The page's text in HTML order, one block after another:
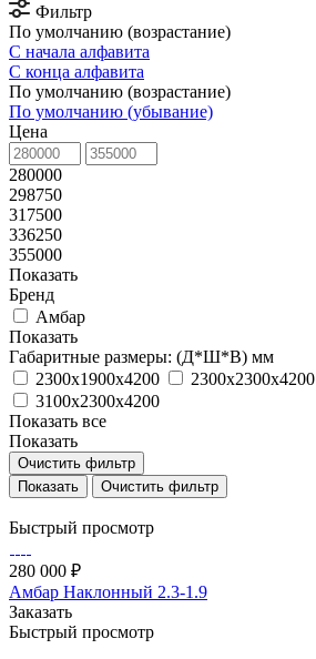
Фильтр
По умолчанию (возрастание)
С начала алфавита
С конца алфавита
По умолчанию (возрастание)
По умолчанию (убывание)
Цена
280000
298750
317500
336250
355000
Показать
Бренд
Амбар
Показать
Габаритные размеры: (Д*Ш*В) мм
2300х1900х4200
2300х2300х4200
3100х2300х4200
Показать все
Показать
Очистить фильтр
Очистить фильтр
Быстрый просмотр
280 000 ₽
Амбар Наклонный 2.3-1.9
Заказать
Быстрый просмотр